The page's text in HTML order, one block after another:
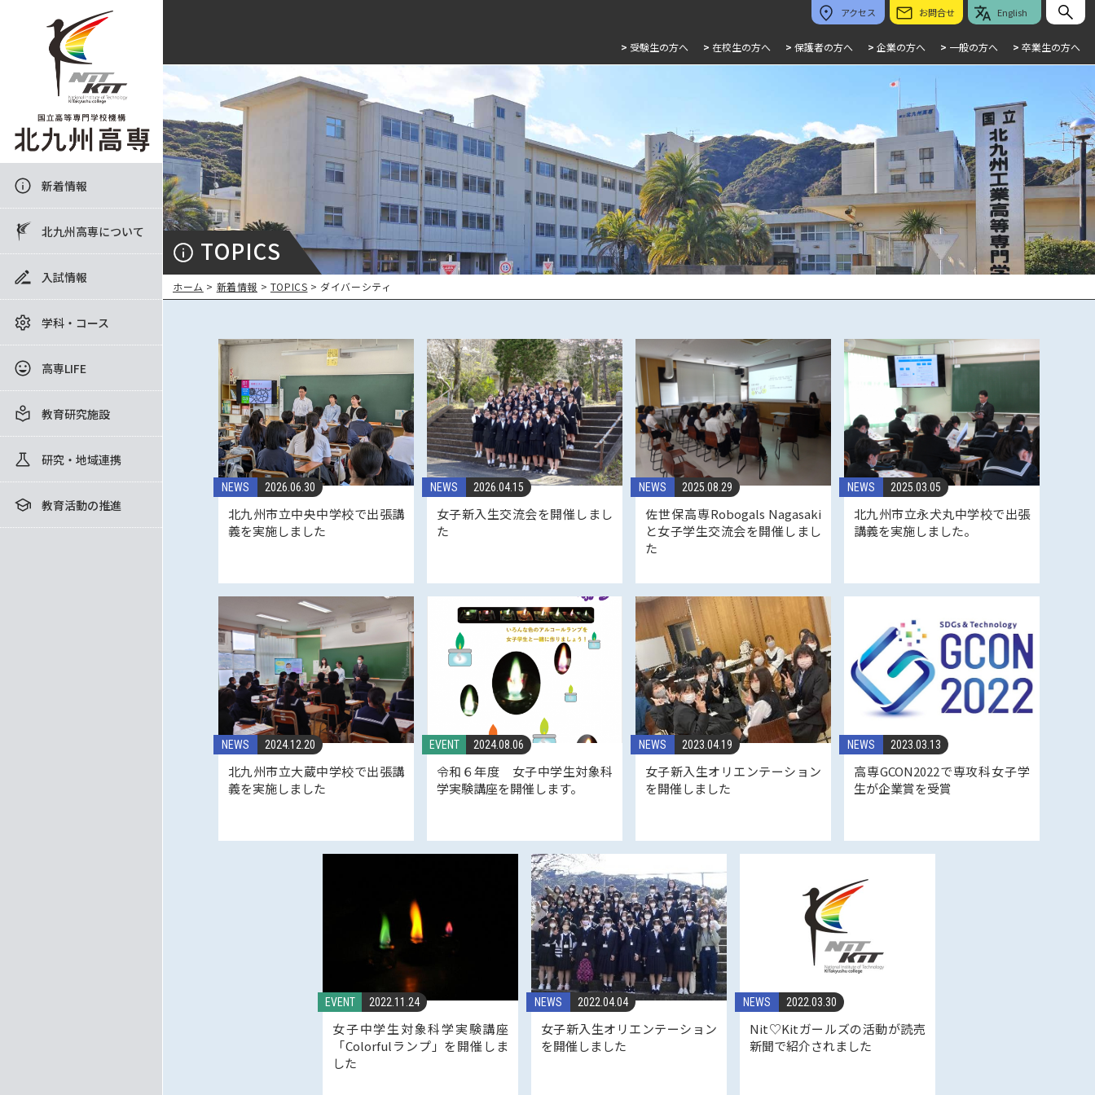
アクセス お問合せ English
> 受験生の方へ > 在校生の方へ > 保護者の方へ > 企業の方へ > 一般の方へ > 卒業生の方へ
新着情報
北九州高専について
入試情報
学科・コース
高専LIFE
教育研究施設
研究・地域連携
教育活動の推進
TOPICS
ホーム > 新着情報 > TOPICS > ダイバーシティ
2026.06.30
NEWS
北九州市立中央中学校で出張講
義を実施しました
2026.04.15
NEWS
女子新入生交流会を開催しまし
た
2025.08.29
NEWS
佐世保高専Robogals Nagasaki
と女子学生交流会を開催しまし
た
2025.03.05
NEWS
北九州市立永犬丸中学校で出張
講義を実施しました。
2024.12.20
NEWS
北九州市立大蔵中学校で出張講
義を実施しました
2024.08.06
EVENT
令和６年度 女子中学生対象科
学実験講座を開催します。
2023.04.19
NEWS
女子新入生オリエンテーション
を開催しました
2023.03.13
NEWS
高専GCON2022で専攻科女子学
生が企業賞を受賞
2022.11.24
EVENT
女子中学生対象科学実験講座
「Colorfulランプ」を開催しま
した
2022.04.04
NEWS
女子新入生オリエンテーション
を開催しました
2022.03.30
NEWS
Nit♡Kitガールズの活動が読売
新聞で紹介されました